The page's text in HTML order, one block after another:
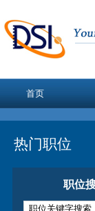
首页
热门职位
职位